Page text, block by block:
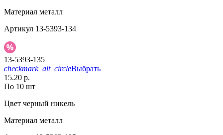
Материал металл
Артикул 13-5393-134
13-5393-135
checkmark_alt_circleВыбрать
15.20 р.
По 10 шт
Цвет черный никель
Материал металл